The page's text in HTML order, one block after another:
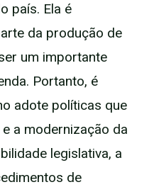
país. Ela é
da produção de
um importante
Portanto, é
adote políticas que
a modernização da
legislativa, a
de